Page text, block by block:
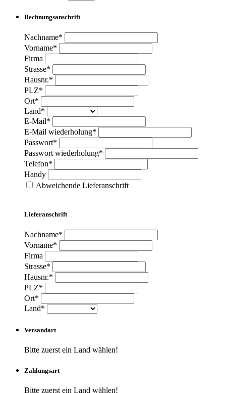
Rechnungsanschrift
Nachname*
Vorname*
Firma
Strasse*
Hausnr.*
PLZ*
Ort*
Land*
E-Mail*
E-Mail wiederholung*
Passwort*
Passwort wiederholung*
Telefon*
Handy
Abweichende Lieferanschrift
Lieferanschrift
Nachname*
Vorname*
Firma
Strasse*
Hausnr.*
PLZ*
Ort*
Land*
Versandart
Bitte zuerst ein Land wählen!
Zahlungsart
Bitte zuerst ein Land wählen!